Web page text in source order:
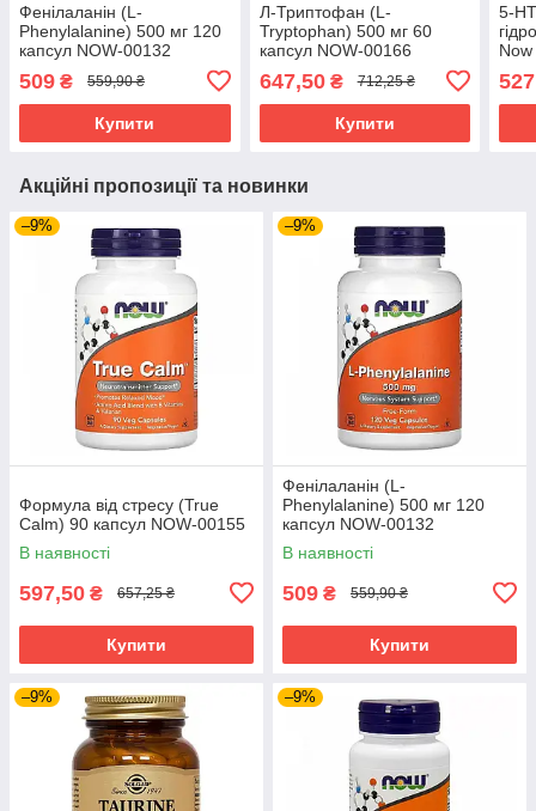
Фенілаланін (L-
Phenylalanine) 500 мг 120
капсул NOW-00132
509 ₴ 559,90 ₴
Купити
Л-Триптофан (L-
Tryptophan) 500 мг 60
капсул NOW-00166
647,50₴ 712,25 ₴
Купити
5-
Акційні пропозиції та новинки
–9%
Формула від стресу (True
Calm) 90 капсул NOW-00155
В наявності
597,50 ₴ 657,25 ₴
Купити
–9%
Фенілаланін (L-
Phenylalanine) 500 мг 120
капсул NOW-00132
В наявності
509 ₴ 559,90 ₴
Купити
–9% –9%